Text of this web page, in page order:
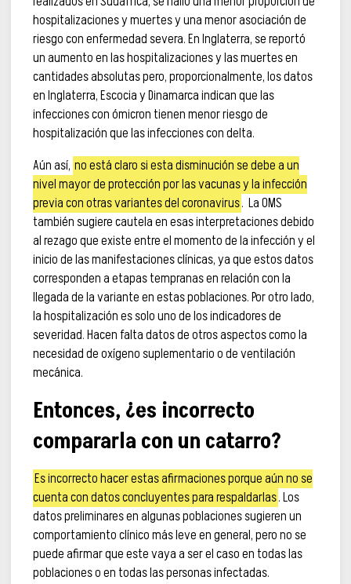
hospitalizaciones y muertes y una menor asociación de
riesgo con enfermedad severa. En Inglaterra, se reportó
un aumento en las hospitalizaciones y las muertes en
cantidades absolutas pero, proporcionalmente, los datos
en Inglaterra, Escocia y Dinamarca indican que las
infecciones con ómicron tienen menor riesgo de
hospitalización que las infecciones con delta.
Aún así, no está claro si esta disminución se debe a un
nivel mayor de protección por las vacunas y la infección
previa con otras variantes del coronavirus. La OMS
también sugiere cautela en esas interpretaciones debido
al rezago que existe entre el momento de la infección y el
inicio de las manifestaciones clínicas, ya que estos datos
corresponden a etapas tempranas en relación con la
llegada de la variante en estas poblaciones. Por otro lado,
la hospitalización es solo uno de los indicadores de
severidad. Hacen falta datos de otros aspectos como la
necesidad de oxígeno suplementario o de ventilación
mecánica.
Entonces, ¿es incorrecto
compararla con un catarro?
Es incorrecto hacer estas afirmaciones porque aún no se
cuenta con datos concluyentes para respaldarlas. Los
datos preliminares en algunas poblaciones sugieren un
comportamiento clínico más leve en general, pero no se
puede afirmar que este vaya a ser el caso en todas las
poblaciones o en todas las personas infectadas.